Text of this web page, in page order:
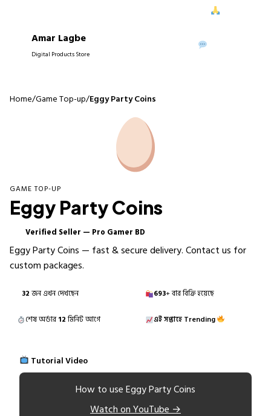
আপনাদের
Amar Lagbe
Digital Products Store
Home/Game Top-up/Eggy Party Coins
GAME TOP-UP
Eggy Party Coins
Verified Seller — Pro Gamer BD
Eggy Party Coins — fast & secure delivery. Contact us for
custom packages.
32 জন এখন দেখছেন 693+ বার বিক্রি হয়েছে
শেষ অর্ডার12মিনিট আগে এই সপ্তাহে Trending
Tutorial Video
How to use Eggy Party Coins
Watch on YouTube →